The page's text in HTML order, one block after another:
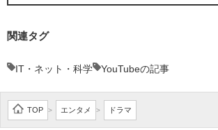
関連タグ
IT・ネット・科学 YouTubeの記事
TOP > エンタメ > ドラマ